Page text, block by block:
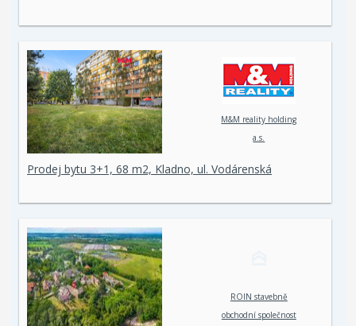
M&M reality holding
a.s.
Prodej bytu 3+1, 68 m2, Kladno, ul. Vodárenská
ROIN stavebně
obchodní společnost